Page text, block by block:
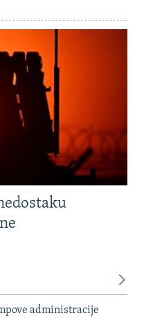
administracije